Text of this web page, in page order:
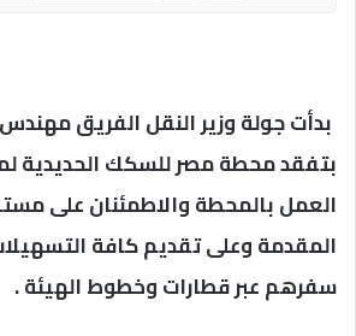
بدأت جولة وزير النقل الفريق
بتفقد محطة مصر للسكك الحديدية
العمل بالمحطة والاطمئنان على
المقدمة وعلى تقديم كافة
سفرهم عبر قطارات وخطوط الهيئة .